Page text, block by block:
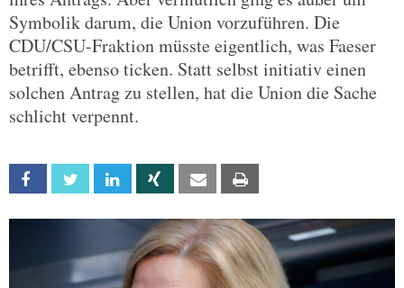
Symbolik darum, die Union vorzuführen. Die
CDU/CSU-Fraktion müsste eigentlich, was Faeser
betrifft, ebenso ticken. Statt selbst initiativ einen
solchen Antrag zu stellen, hat die Union die Sache
schlicht verpennt.
Facebook Twitter Linkedin Xing Email